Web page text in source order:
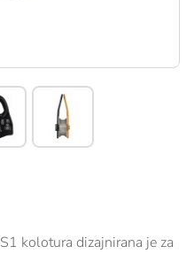
kolotura dizajnirana je za